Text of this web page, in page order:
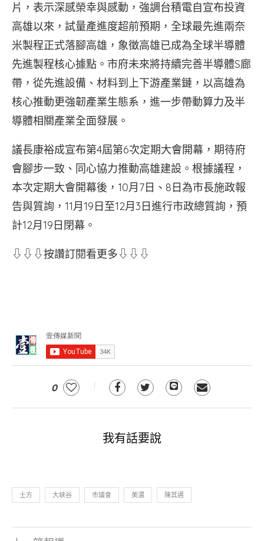
片，表示深感榮幸與感動，強調台積電自宣布投資
高雄以來，試量產進度超前預期，全球最先進兩奈
米製程正式落腳高雄，象徵高雄已成為全球半導體
先進製程核心據點。市府未來將持續完善半導體S廊
帶，從先進設備、材料到上下游產業鏈，以高雄為
核心推動更強韌產業生態系，進一步帶動算力及半
導體相關產業全面發展。
議長康裕成宣布第4屆第6次定期大會開幕，期待府
會腳步一致、同心協力推動高雄建設。根據議程，
本次定期大會開幕後，10月7日、8日為市長施政報
告與質詢，11月19日至12月3日進行市政總質詢，預
計12月19日閉幕。
⇩⇩⇩按讚訂閱看更多⇩⇩⇩
0
我有話要說
土方 大峽谷 市議會 美濃 陳其邁